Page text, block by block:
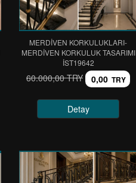
MERDİVEN KORKULUKLARI-
MERDİVEN KORKULUK TASARIMI
IST19642
60.000,00 TRY 0,00 TRY
Detay